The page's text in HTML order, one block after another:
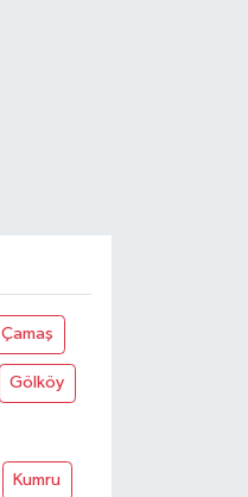
Çamaş
Gölköy
Kumru